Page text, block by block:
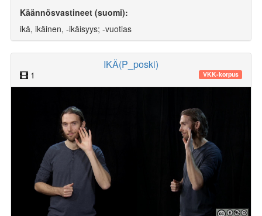
Käännösvastineet (suomi):
ikä, ikäinen, -ikäisyys; -vuotias
IKÄ(P_poski)
1 VKK-korpus